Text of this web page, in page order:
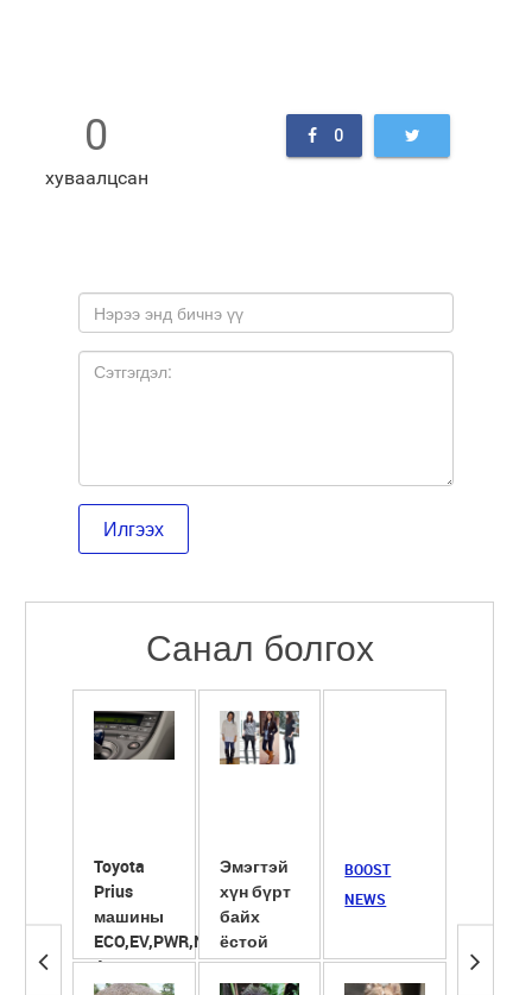
0
хуваалцсан
0
Санал болгох
Toyota
Prius
машины
ECO,EV,PWR,NRL
4 горим
Эмэгтэй
хүн бүрт
байх
ёстой
гутлууд
BOOST
NEWS